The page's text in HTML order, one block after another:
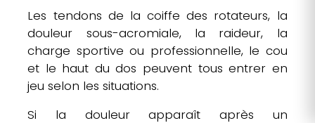
Les tendons de la coiffe des rotateurs, la
douleur sous-acromiale, la raideur, la
charge sportive ou professionnelle, le cou
et le haut du dos peuvent tous entrer en
jeu selon les situations.
Si la douleur apparaît après un